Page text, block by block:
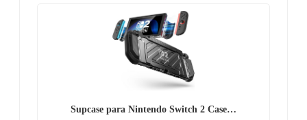
Supcase para Nintendo Switch 2 Case…